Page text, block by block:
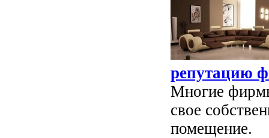
репутацию
Многие
свое
помещение.